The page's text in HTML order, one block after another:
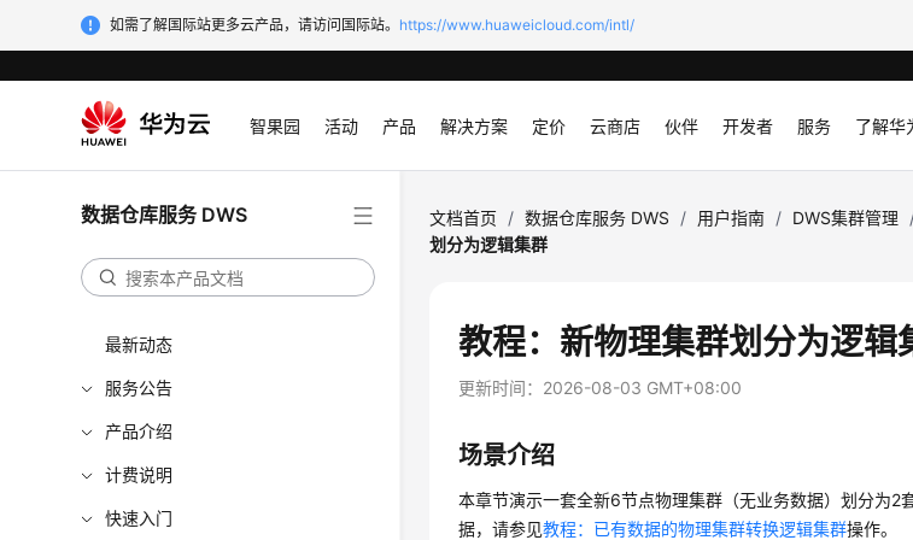
如需了解国际站更多云产品，请访问国际站。 https://www.huaweicloud.com/intl/
智果园 活动 产品 解决方案 定价 云商店 伙伴 开发者 服务 了解华
数据仓库服务 DWS
最新动态
服务公告
产品介绍
计费说明
快速入门
文档首页 / 数据仓库服务 DWS / 用户指南 / DWS集群管理
划分为逻辑集群
教程：新物理集群划分为逻辑
更新时间： 2026-08-03 GMT+08:00
场景介绍
本章节演示一套全新6节点物理集群（无业务数据）划分为2
据，请参见教程：已有数据的物理集群转换逻辑集群操作。